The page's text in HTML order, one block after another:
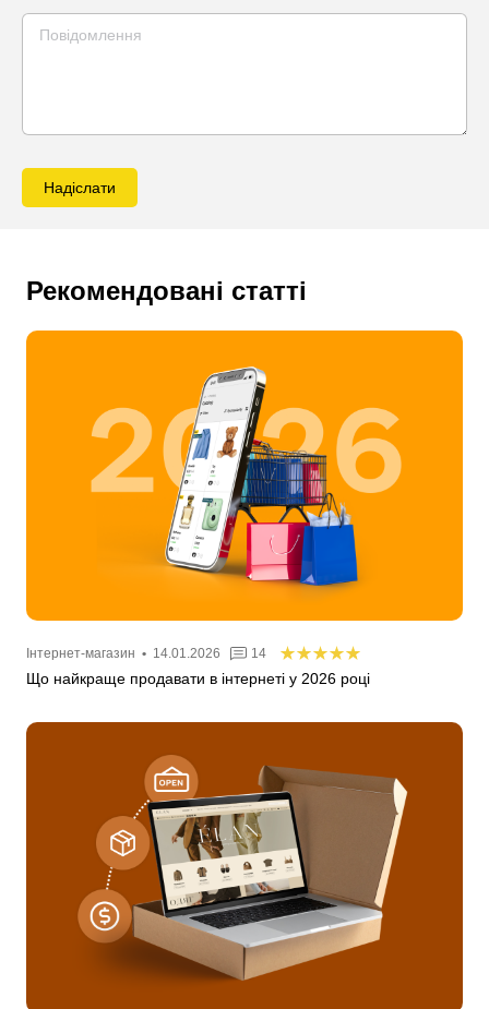
Надіслати
Рекомендовані статті
Інтернет-магазин • 14.01.2026 14
Що найкраще продавати в інтернеті у 2026 році